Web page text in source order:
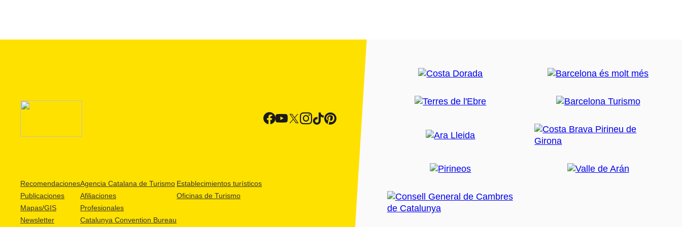
Recomendaciones
Publicaciones
Mapas/GIS
Newsletter
Agencia Catalana de Turismo
Afiliaciones
Profesionales
Catalunya Convention Bureau
Establecimientos turísticos
Oficinas de Turismo